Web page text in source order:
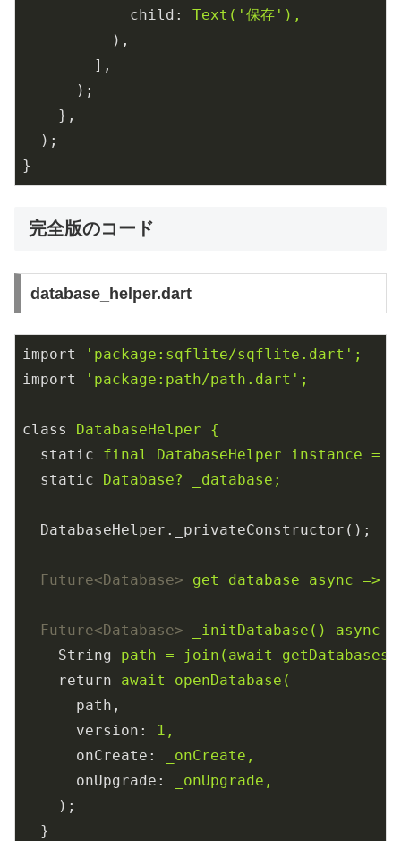
child : Text('保存'),
),
],
);
},
);
}
完全版のコード
database_helper.dart
import
'package:sqflite/sqflite.dart';
import
'package:path/path.dart';
class
DatabaseHelper {
static
final DatabaseHelper instance =
static
Database? _database;
DatabaseHelper._privateConstructor();
Future<Database> get database async =>
Future<Database>
_initDatabase() async {
String
path = join(await
return
await openDatabase(
path,
version :
1,
onCreate :
_onCreate,
onUpgrade :
_onUpgrade,
);
}